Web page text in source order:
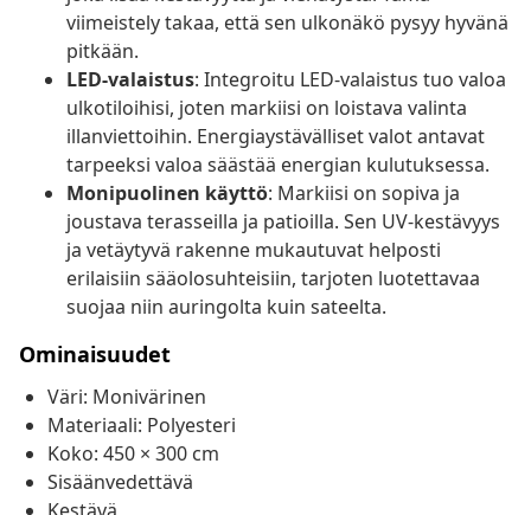
viimeistely takaa, että sen ulkonäkö pysyy hyvänä
pitkään.
LED-valaistus: Integroitu LED-valaistus tuo valoa
ulkotiloihisi, joten markiisi on loistava valinta
illanviettoihin. Energiaystävälliset valot antavat
tarpeeksi valoa säästää energian kulutuksessa.
Monipuolinen käyttö: Markiisi on sopiva ja
joustava terasseilla ja patioilla. Sen UV-kestävyys
ja vetäytyvä rakenne mukautuvat helposti
erilaisiin sääolosuhteisiin, tarjoten luotettavaa
suojaa niin auringolta kuin sateelta.
Ominaisuudet
Väri: Monivärinen
Materiaali: Polyesteri
Koko: 450 × 300 cm
Sisäänvedettävä